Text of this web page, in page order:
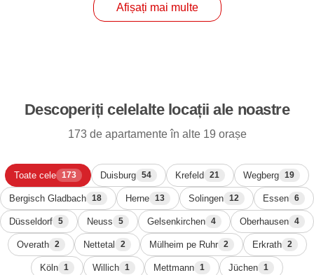
Afișați mai multe
Descoperiți celelalte locații ale noastre
173 de apartamente în alte 19 orașe
Toate cele 173 Duisburg 54 Krefeld 21 Wegberg 19
Bergisch Gladbach 18 Herne 13 Solingen 12 Essen 6
Düsseldorf 5 Neuss 5 Gelsenkirchen 4 Oberhausen 4
Overath 2 Nettetal 2 Mülheim pe Ruhr 2 Erkrath 2
Köln 1 Willich 1 Mettmann 1 Jüchen 1